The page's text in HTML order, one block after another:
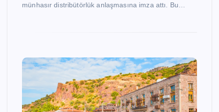
münhasır distribütörlük anlaşmasına imza attı. Bu…